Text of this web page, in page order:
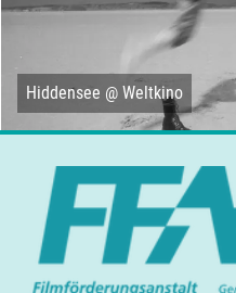
Hiddensee @ Weltkino